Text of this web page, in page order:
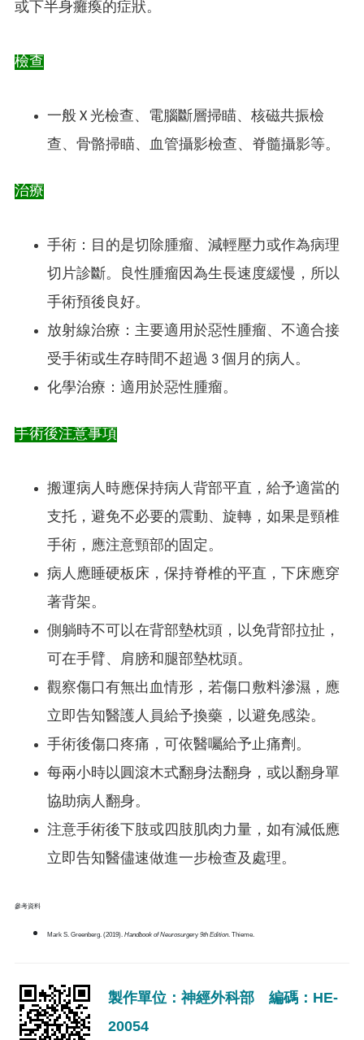
或下半身癱瘓的症狀。
檢查
一般 X 光檢查、電腦斷層掃瞄、核磁共振檢
查、骨骼掃瞄、血管攝影檢查、脊髓攝影等。
治療
手術：目的是切除腫瘤、減輕壓力或作為病理
切片診斷。良性腫瘤因為生長速度緩慢，所以
手術預後良好。
放射線治療：主要適用於惡性腫瘤、不適合接
受手術或生存時間不超過 3 個月的病人。
化學治療：適用於惡性腫瘤。
手術後注意事項
搬運病人時應保持病人背部平直，給予適當的
支托，避免不必要的震動、旋轉，如果是頸椎
手術，應注意頸部的固定。
病人應睡硬板床，保持脊椎的平直，下床應穿
著背架。
側躺時不可以在背部墊枕頭，以免背部拉扯，
可在手臂、肩膀和腿部墊枕頭。
觀察傷口有無出血情形，若傷口敷料滲濕，應
立即告知醫護人員給予換藥，以避免感染。
手術後傷口疼痛，可依醫囑給予止痛劑。
每兩小時以圓滾木式翻身法翻身，或以翻身單
協助病人翻身。
注意手術後下肢或四肢肌肉力量，如有減低應
立即告知醫儘速做進一步檢查及處理。
參考資料
Mark S. Greenberg. (2019). Handbook of Neurosurgery 9th Edition. Thieme.
製作單位：神經外科部 編碼：HE-
20054